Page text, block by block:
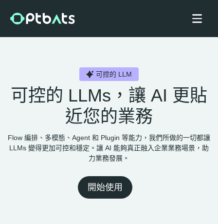
可控的 LLM
可控的 LLMs，讓 AI 更貼
近您的業務
Flow 編排、多模態、Agent 和 Plugin 等能力，我們所做的一切都讓
LLMs 變得更加可控和穩定。讓 AI 能夠真正融入企業業務場景，助
力業務發展。
開始使用